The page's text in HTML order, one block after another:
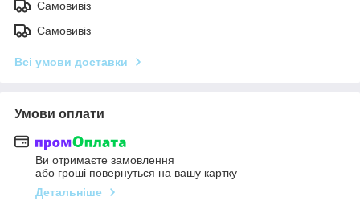
Самовивіз
Самовивіз
Всі умови доставки
Умови оплати
Ви отримаєте замовлення
або гроші повернуться на вашу картку
Детальніше